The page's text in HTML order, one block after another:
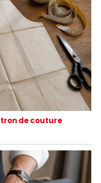
de couture